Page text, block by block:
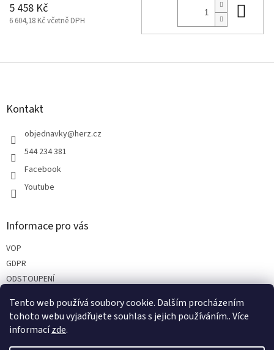
Tento web používá soubory cookie. Dalším procházením
tohoto webu vyjadřujete souhlas s jejich používáním.. Více
informacízde.
5 458 Kč
6 604,18 Kč včetně DPH
Z
Kontakt
objednavky@herz.cz
544 234 381
Facebook
Youtube
Informace pro vás
VOP
GDPR
ODSTOUPENÍ
PARTNEŘI